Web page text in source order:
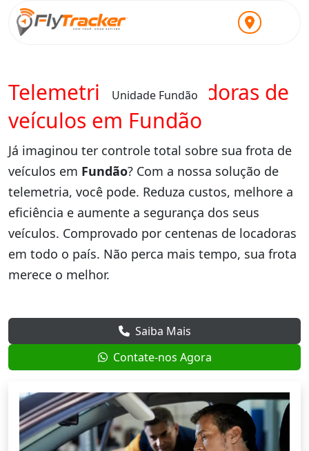
Unidade Fundão
Telemetria para locadoras de
veículos em Fundão
Já imaginou ter controle total sobre sua frota de
veículos em Fundão? Com a nossa solução de
telemetria, você pode. Reduza custos, melhore a
eficiência e aumente a segurança dos seus
veículos. Comprovado por centenas de locadoras
em todo o país. Não perca mais tempo, sua frota
merece o melhor.
Saiba Mais
Contate-nos Agora